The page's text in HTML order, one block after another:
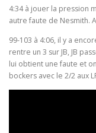
4:34 à jouer la pression
autre faute de Nesmith.
99-103 à 4:06, il y a
rentre un 3 sur JB, JB
lui obtient une faute et
bockers avec le 2/2 aux